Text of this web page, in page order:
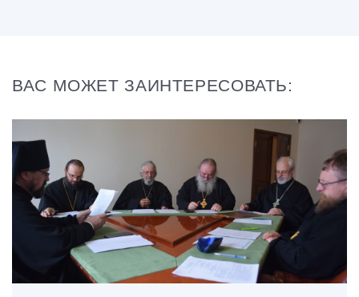
ВАС МОЖЕТ ЗАИНТЕРЕСОВАТЬ: